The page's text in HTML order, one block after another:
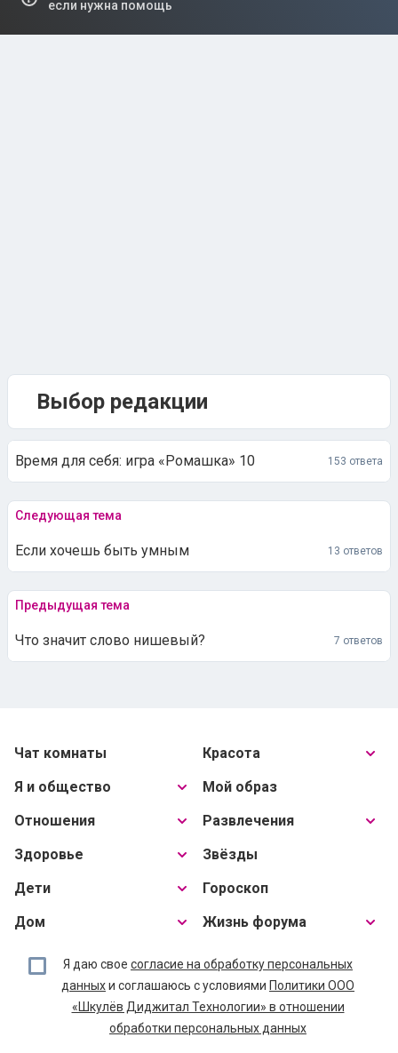
если нужна помощь
Выбор редакции
Время для себя: игра «Ромашка» 10 153 ответа
Следующая тема
Если хочешь быть умным 13 ответов
Предыдущая тема
Что значит слово нишевый? 7 ответов
Чат комнаты
Я и общество
Отношения
Здоровье
Дети
Дом
Красота
Мой образ
Развлечения
Звёзды
Гороскоп
Жизнь форума
Я даю свое согласие на обработку персональных
данныхи соглашаюсь с условиями Политики ООО
«Шкулёв Диджитал Технологии» в отношении
обработки персональных данных